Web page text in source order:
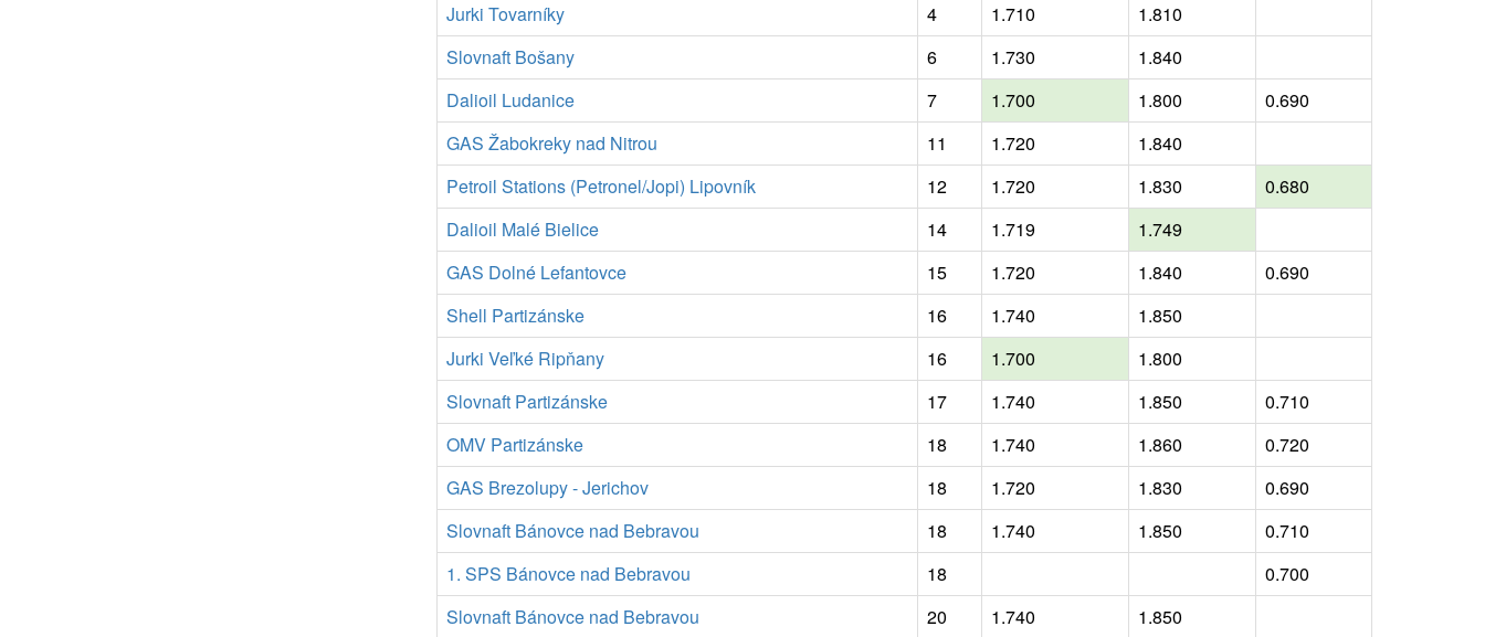
Jurki Tovarníky
4 1.710
1.810
Slovnaft Bošany
6 1.730
1.840
Dalioil Ludanice
7 1.700 1.800
0.690
GAS Žabokreky nad Nitrou
11 1.720
1.840
Petroil Stations (Petronel/Jopi) Lipovník
12 1.720 1.830
0.680
Dalioil Malé Bielice
14 1.719
1.749
GAS Dolné Lefantovce
15 1.720 1.840
0.690
Shell Partizánske
16 1.740
1.850
Jurki Veľké Ripňany
16 1.700
1.800
Slovnaft Partizánske
17 1.740 1.850
0.710
OMV Partizánske
18 1.740 1.860
0.720
GAS Brezolupy - Jerichov
18 1.720 1.830
0.690
Slovnaft Bánovce nad Bebravou
18 1.740 1.850
0.710
1. SPS Bánovce nad Bebravou
18
0.700
Slovnaft Bánovce nad Bebravou
20 1.740 1.850